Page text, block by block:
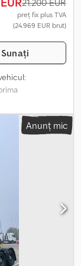
preț fix plus TVA
(24.969 EUR brut)
Sunați
kg, greutate
pilot
cu
marca Geesink
VI - Data primei
- Cutie de viteze:
pe arc și
Masă proprie:
CP
Anunț mic